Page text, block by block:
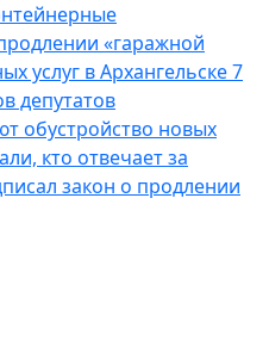
«гаражной
услуг в Архангельске 7
депутатов
обустройство новых
кто отвечает за
закон о продлении